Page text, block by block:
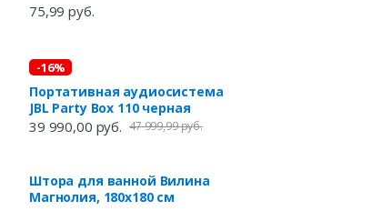
75,99 руб.
-16%
Портативная аудиосистема
JBL Party Box 110 черная
39 990,00 руб. 47 999,99 руб.
Штора для ванной Вилина
Магнолия, 180х180 см